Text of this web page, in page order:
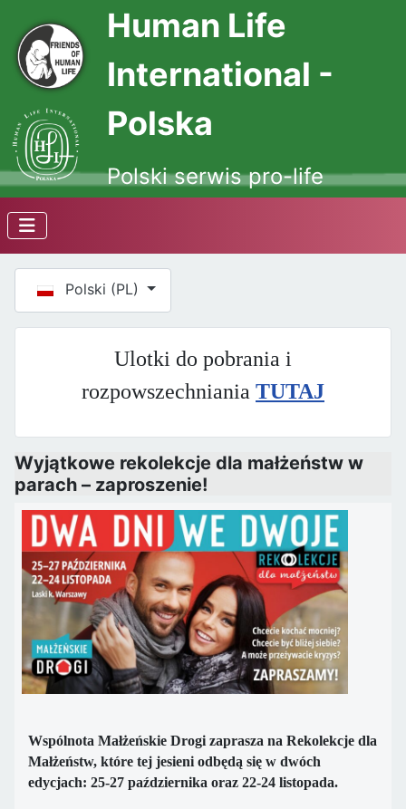
Human Life
International -
Polska
Polski serwis pro-life
Wybierz swój język
Polski (PL)
Ulotki do pobrania i
rozpowszechniania TUTAJ
Wyjątkowe rekolekcje dla małżeństw w
parach – zaproszenie!
Wspólnota Małżeńskie Drogi zaprasza na Rekolekcje dla
Małżeństw, które tej jesieni odbędą się w dwóch
edycjach: 25-27 października oraz 22-24 listopada.